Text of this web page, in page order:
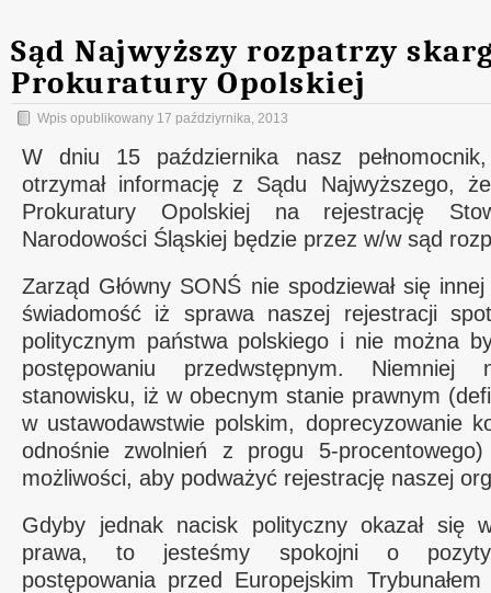
Sąd Najwyższy rozpatrzy
Prokuratury Opolskiej
Wpis opublikowany 17 paździyrnika, 2013
W dniu 15 października nasz
otrzymał informację z Sądu Najwyższego,
Prokuratury Opolskiej na rejestrację
Narodowości Śląskiej będzie przez w/w sąd
Zarząd Główny SONŚ nie spodziewał się
świadomość iż sprawa naszej rejestracji
politycznym państwa polskiego i nie można
postępowaniu przedwstępnym.
stanowisku, iż w obecnym stanie prawnym
w ustawodawstwie polskim, doprecyzowanie
odnośnie zwolnień z progu 5-
możliwości, aby podważyć rejestrację naszej
Gdyby jednak nacisk polityczny okazał się
prawa, to jesteśmy spokojni o
postępowania przed Europejskim